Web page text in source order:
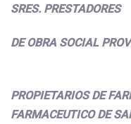
SRES. PRESTADORES
DE OBRA SOCIAL
En
PROPIETARIOS DE
FARMACEUTICO DE